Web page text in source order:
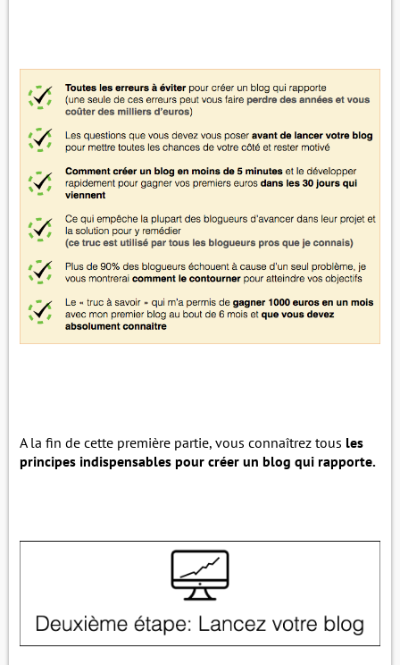
A la fin de cette première partie, vous connaîtrez tous les
principes indispensables pour créer un blog qui rapporte.